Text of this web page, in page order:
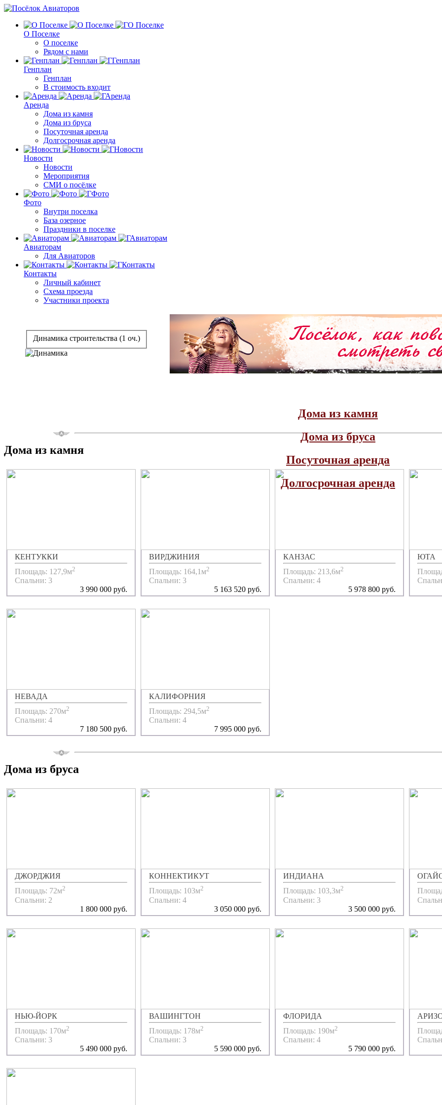
О Поселке
О поселке
Рядом с нами
Генплан
Генплан
В стоимость входит
Аренда
Дома из камня
Дома из бруса
Посуточная аренда
Долгосрочная аренда
Новости
Новости
Мероприятия
СМИ о посёлке
Фото
Внутри поселка
База озерное
Праздники в поселке
Авиаторам
Для Авиаторов
Контакты
Личный кабинет
Схема проезда
Участники проекта
Динамика строительства (1 оч.)
Дома из камня
Дома из бруса
Посуточная аренда
Долгосрочная аренда
Дома из камня
КЕНТУККИ
Площадь: 127,9м2
Спальни: 3
3 990 000 руб.
ВИРДЖИНИЯ
Площадь: 164,1м2
Спальни: 3
5 163 520 руб.
КАНЗАС
Площадь: 213,6м2
Спальни: 4
5 978 800 руб.
ЮТА
НЕВАДА
Площадь: 270м2
Спальни: 4
7 180 500 руб.
КАЛИФОРНИЯ
Площадь: 294,5м2
Спальни: 4
7 995 000 руб.
Дома из бруса
ДЖОРДЖИЯ
Площадь: 72м2
Спальни: 2
1 800 000 руб.
КОННЕКТИКУТ
Площадь: 103м2
Спальни: 4
3 050 000 руб.
ИНДИАНА
Площадь: 103,3м2
Спальни: 3
3 500 000 руб.
НЬЮ-ЙОРК
Площадь: 170м2
Спальни: 3
5 490 000 руб.
ВАШИНГТОН
Площадь: 178м2
Спальни: 3
5 590 000 руб.
ФЛОРИДА
Площадь: 190м2
Спальни: 4
5 790 000 руб.